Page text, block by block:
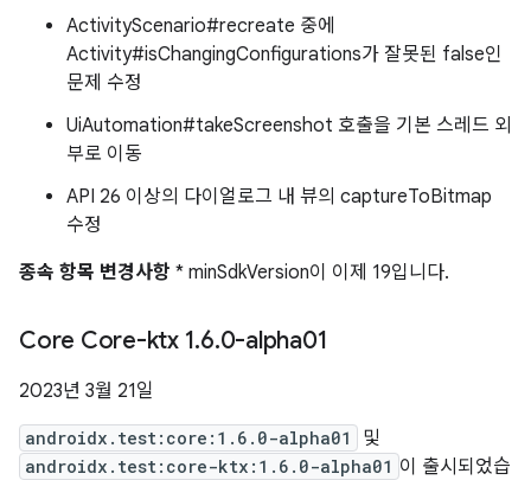
ActivityScenario#recreate 중에
Activity#isChangingConfigurations가 잘못된 false인
문제 수정
UiAutomation#takeScreenshot 호출을 기본 스레드 외
부로 이동
API 26 이상의 다이얼로그 내 뷰의 captureToBitmap
수정
종속 항목 변경사항 * minSdkVersion이 이제 19입니다.
Core Core-ktx 1.6.0-alpha01
2023년 3월 21일
androidx.test:core:1.6.0-alpha01 및
androidx.test:core-ktx:1.6.0-alpha01 이 출시되었습